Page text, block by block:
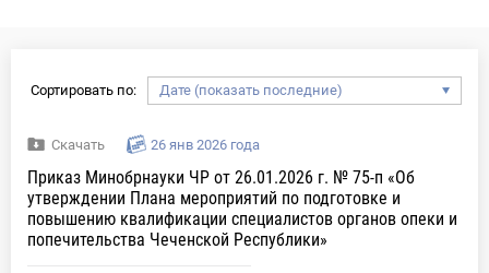
Сортировать по:
Скачать 26 янв 2026 года
Приказ Минобрнауки ЧР от 26.01.2026 г. № 75-п «Об
утверждении Плана мероприятий по подготовке и
повышению квалификации специалистов органов опеки и
попечительства Чеченской Республики»